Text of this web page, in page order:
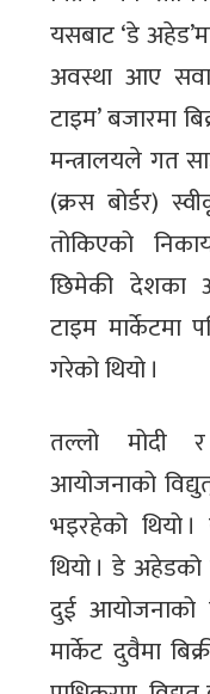
यसबाट ‘डे
अवस्था आए सवा
टाइम’ बजारमा
मन्त्रालयले गत
(क्रस बोर्डर)
तोकिएको
छिमेकी देशका
टाइम मार्केटमा
गरेको थियो ।
तल्लो मोदी
आयोजनाको
भइरहेको थियो
थियो । डे
दुई आयोजनाको
मार्केट दुवैमा